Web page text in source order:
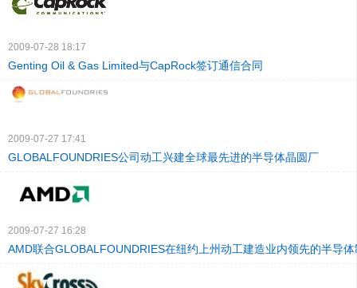
2009-07-28 18:17
Genting Oil & Gas Limited与CapRock签订通信合同
2009-07-27 17:41
GLOBALFOUNDRIES公司动工兴建全球最先进的半导体晶圆厂
2009-07-27 16:28
AMD联合GLOBALFOUNDRIES在纽约上州动工建造业内领先的半导